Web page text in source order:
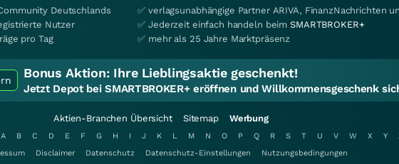
Deutschlands
Nutzer
pro Tag
✅ verlagsunabhängige Partner ARIVA, FinanzNachrichten
✅ Jederzeit einfach handeln beimSMARTBROKER+
✅ mehr als 25 Jahre Marktpräsenz
Bonus Aktion: Ihre Lieblingsaktie geschenkt!
Jetzt Depot bei SMARTBROKER+ eröffnen und Willkommensgeschenk
Aktien-Branchen Übersicht Sitemap Werbung
A B C D E F G H I J K L M N O P Q R S T U V W X Y
Disclaimer Datenschutz Datenschutz-Einstellungen Nutzungsbedingungen